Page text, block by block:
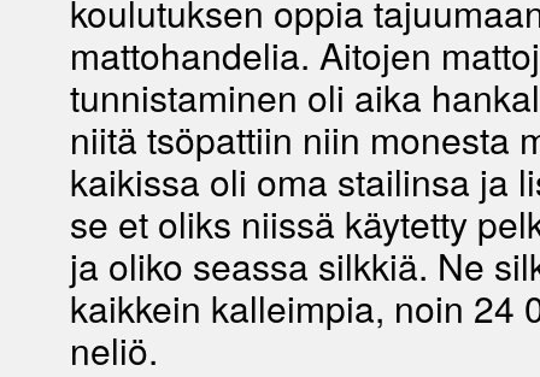
koulutuksen oppia
mattohandelia. Aitojen
tunnistaminen oli aika
niitä tsöpattiin niin monesta
kaikissa oli oma stailinsa ja
se et oliks niissä käytetty
ja oliko seassa silkkiä. Ne
kaikkein kalleimpia, noin 24
neliö.